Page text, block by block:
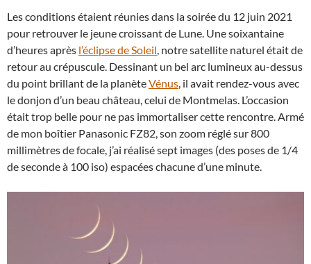
Les conditions étaient réunies dans la soirée du 12 juin 2021
pour retrouver le jeune croissant de Lune. Une soixantaine
d’heures après l’éclipse de Soleil, notre satellite naturel était de
retour au crépuscule. Dessinant un bel arc lumineux au-dessus
du point brillant de la planèteVénus, il avait rendez-vous avec
le donjon d’un beau château, celui de Montmelas. L’occasion
était trop belle pour ne pas immortaliser cette rencontre. Armé
de mon boîtier Panasonic FZ82, son zoom réglé sur 800
millimètres de focale, j’ai réalisé sept images (des poses de 1/4
de seconde à 100 iso) espacées chacune d’une minute.